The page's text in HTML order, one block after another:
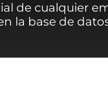
de cualquier
la base de